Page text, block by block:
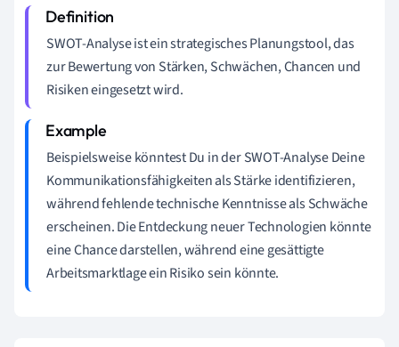
SWOT-Analyse ist ein strategisches Planungstool, das
zur Bewertung von Stärken, Schwächen, Chancen und
Risiken eingesetzt wird.
Beispielsweise könntest Du in der SWOT-Analyse Deine
Kommunikationsfähigkeiten als Stärke identifizieren,
während fehlende technische Kenntnisse als Schwäche
erscheinen. Die Entdeckung neuer Technologien könnte
eine Chance darstellen, während eine gesättigte
Arbeitsmarktlage ein Risiko sein könnte.